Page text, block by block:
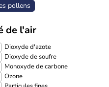
pollens
de l'air
Dioxyde d'azote
Dioxyde de soufre
Monoxyde de carbone
Ozone